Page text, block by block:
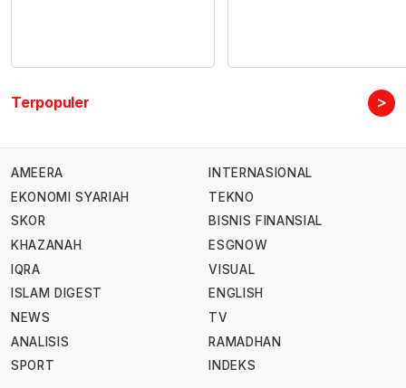
Terpopuler >
AMEERA
EKONOMI SYARIAH
SKOR
KHAZANAH
IQRA
ISLAM DIGEST
NEWS
ANALISIS
SPORT
INTERNASIONAL
TEKNO
BISNIS FINANSIAL
ESGNOW
VISUAL
ENGLISH
TV
RAMADHAN
INDEKS